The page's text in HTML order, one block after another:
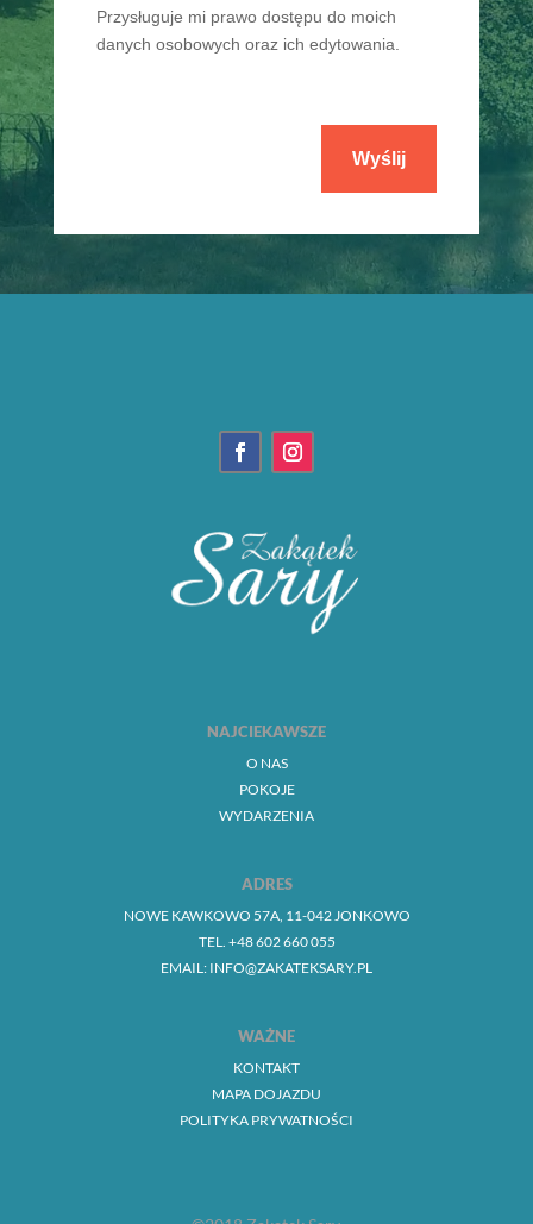
Przysługuje mi prawo dostępu do moich
danych osobowych oraz ich edytowania.
Wyślij
NAJCIEKAWSZE
O NAS
POKOJE
WYDARZENIA
ADRES
NOWE KAWKOWO 57A, 11-042 JONKOWO
TEL. +48 602 660 055
EMAIL: INFO@ZAKATEKSARY.PL
WAŻNE
KONTAKT
MAPA DOJAZDU
POLITYKA PRYWATNOŚCI